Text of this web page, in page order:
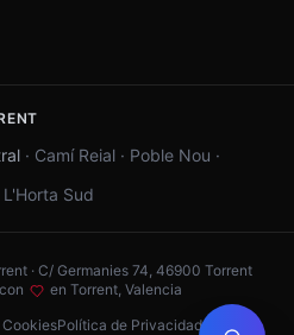
· Camí Reial · Poble Nou ·
L'Horta Sud
· C/ Germanies 74, 46900 Torrent
en Torrent, Valencia
Política de Privacidad